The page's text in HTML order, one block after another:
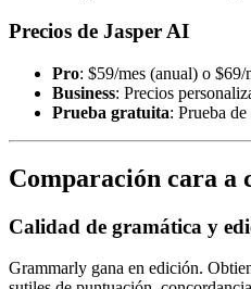
Precios de Jasper AI
Pro: $59/mes (anual) o
Business: Precios
Prueba gratuita: Prueba
Comparación cara a
Calidad de gramática y
Grammarly gana en edición.